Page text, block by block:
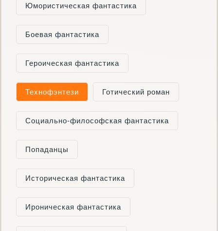
Юмористическая фантастика
Боевая фантастика
Героическая фантастика
Технофэнтези Готический роман
Социально-философская фантастика
Попаданцы
Историческая фантастика
Ироническая фантастика